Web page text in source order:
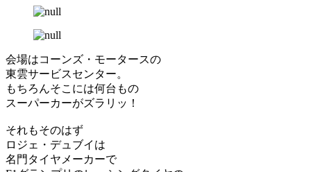
会場はコーンズ・モータースの
東雲サービスセンター。
もちろんそこには何台もの
スーパーカーがズラリッ！
それもそのはず
ロジェ・デュブイは
名門タイヤメーカーで